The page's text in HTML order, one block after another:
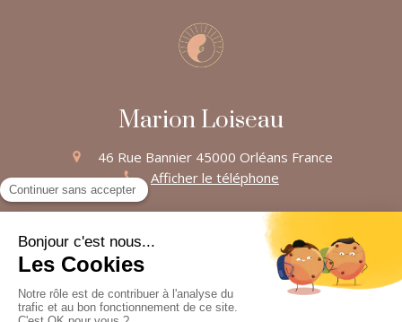
Marion Loiseau
46 Rue Bannier 45000 Orléans France
Afficher le téléphone
Plan du site
Mentions légales
©2025 Marion Loiseau - Ostéopathe Orléans